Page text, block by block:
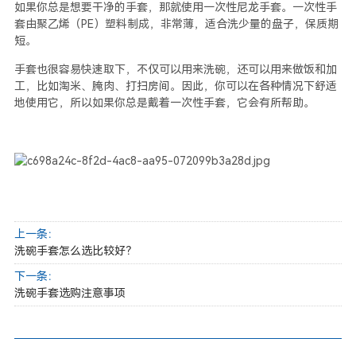
如果你总是想要干净的手套，那就使用一次性尼龙手套。一次性手
套由聚乙烯（PE）塑料制成，非常薄，适合洗少量的盘子，保质期
短。
手套也很容易快速取下，不仅可以用来洗碗，还可以用来做饭和加
工，比如淘米、腌肉、打扫房间。因此，你可以在各种情况下舒适
地使用它，所以如果你总是戴着一次性手套，它会有所帮助。
上一条：
洗碗手套怎么选比较好？
下一条：
洗碗手套选购注意事项